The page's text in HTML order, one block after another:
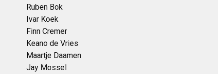
Ruben Bok
Ivar Koek
Finn Cremer
Keano de Vries
Maartje Daamen
Jay Mossel